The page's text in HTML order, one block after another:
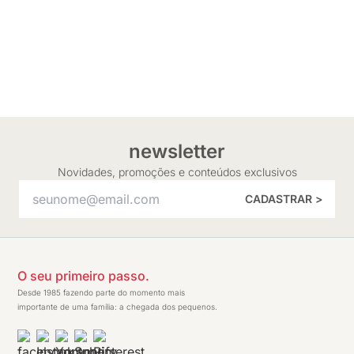
newsletter
Novidades, promoções e conteúdos exclusivos
CADASTRAR >
O seu primeiro passo.
Desde 1985 fazendo parte do momento mais
importante de uma família: a chegada dos pequenos.